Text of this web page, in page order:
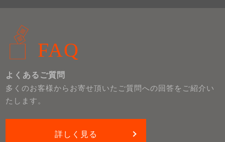
FAQ
よくあるご質問
多くのお客様からお寄せ頂いたご質問への回答をご紹介い
たします。
詳しく見る